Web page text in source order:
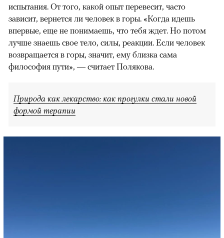
испытания. От того, какой опыт перевесит, часто
зависит, вернется ли человек в горы. «Когда идешь
впервые, еще не понимаешь, что тебя ждет. Но потом
лучше знаешь свое тело, силы, реакции. Если человек
возвращается в горы, значит, ему близка сама
философия пути», — считает Полякова.
Природа как лекарство: как прогулки стали новой
формой терапии